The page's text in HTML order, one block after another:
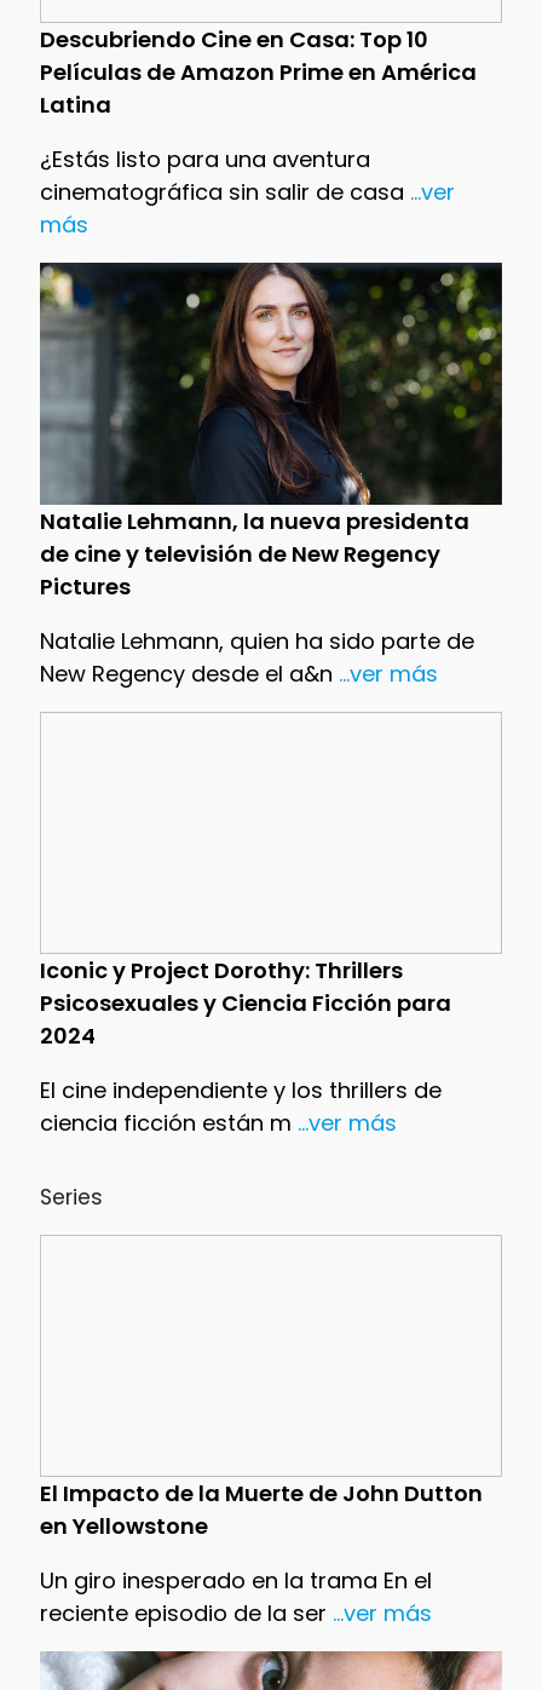
Descubriendo Cine en Casa: Top 10
Películas de Amazon Prime en América
Latina
¿Estás listo para una aventura
cinematográfica sin salir de casa ...ver
más
Natalie Lehmann, la nueva presidenta
de cine y televisión de New Regency
Pictures
Natalie Lehmann, quien ha sido parte de
New Regency desde el a&n ...ver más
Iconic y Project Dorothy: Thrillers
Psicosexuales y Ciencia Ficción para
2024
El cine independiente y los thrillers de
ciencia ficción están m ...ver más
Series
El Impacto de la Muerte de John Dutton
en Yellowstone
Un giro inesperado en la trama En el
reciente episodio de la ser ...ver más